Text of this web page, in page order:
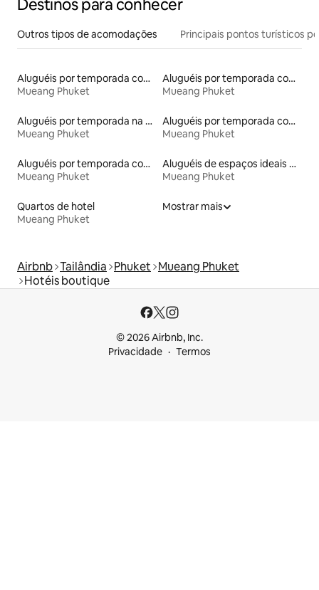
Destinos para conhecer
Outros tipos de acomodações Principais pontos turísticos
Aluguéis por temporada com sauna
Mueang Phuket
Aluguéis por temporada com suítes privativas
Mueang Phuket
Aluguéis por temporada na orla
Mueang Phuket
Aluguéis por temporada com café da manhã
Mueang Phuket
Aluguéis por temporada com banheira de hidromassagem
Mueang Phuket
Aluguéis de espaços ideais para famílias
Mueang Phuket
Quartos de hotel
Mueang Phuket
Mostrar mais
Airbnb Tailândia Phuket Mueang Phuket
Hotéis boutique
© 2026 Airbnb, Inc.
Privacidade
Termos